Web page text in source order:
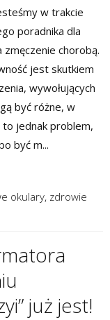
w trakcie
poradnika dla
chorobą.
jest skutkiem
wywołujących
być różne, w
jednak problem,
być m...
okulary, zdrowie
już jest!